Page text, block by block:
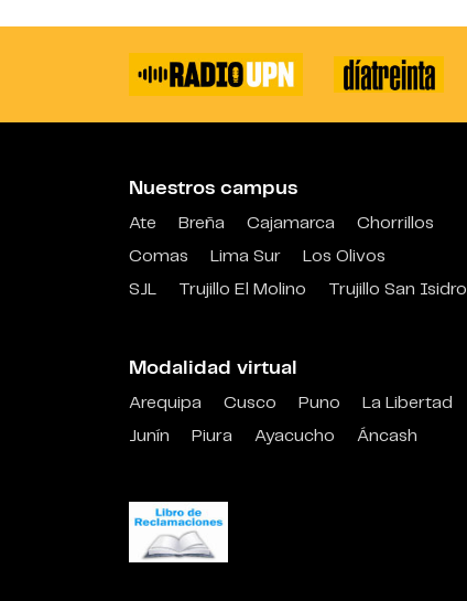
Nuestros campus
Ate Breña Cajamarca
Chorrillos
Comas
Lima Sur
Los Olivos
SJL
Trujillo El Molino Trujillo San Isidro
Modalidad virtual
Arequipa Cusco Puno
La Libertad
Junín
Piura Ayacucho Áncash